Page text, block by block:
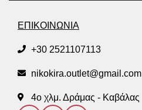
ΕΠΙΚΟΙΝΩΝΙΑ
+30 2521107113
nikokira.outlet@gmail.com
4ο χλμ. Δράμας - Καβάλας